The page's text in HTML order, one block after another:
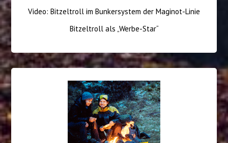
Video: Bitzeltroll im Bunkersystem der Maginot-Linie
Bitzeltroll als „Werbe-Star“